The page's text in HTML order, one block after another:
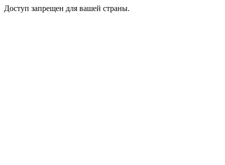
Доступ запрещен для вашей страны.